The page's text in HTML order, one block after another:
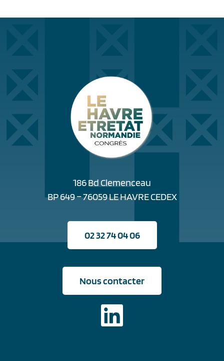
186 Bd Clemenceau
BP 649 – 76059 LE HAVRE CEDEX
02 32 74 04 06
Nous contacter